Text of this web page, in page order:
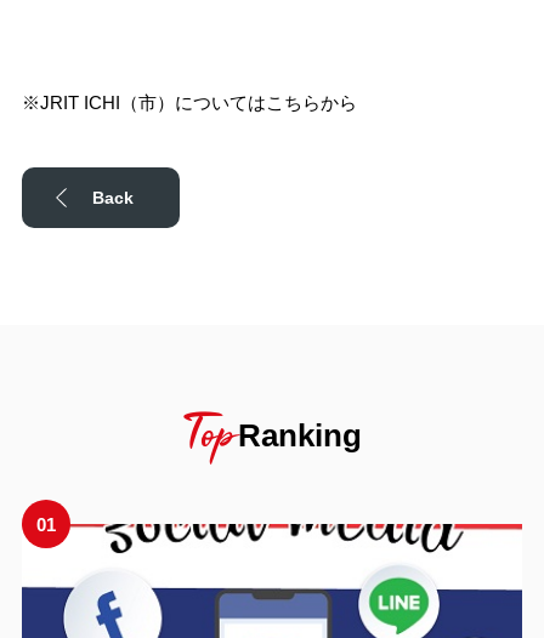
※JRIT ICHI（市）についてはこちらから
Back
TopRanking
01